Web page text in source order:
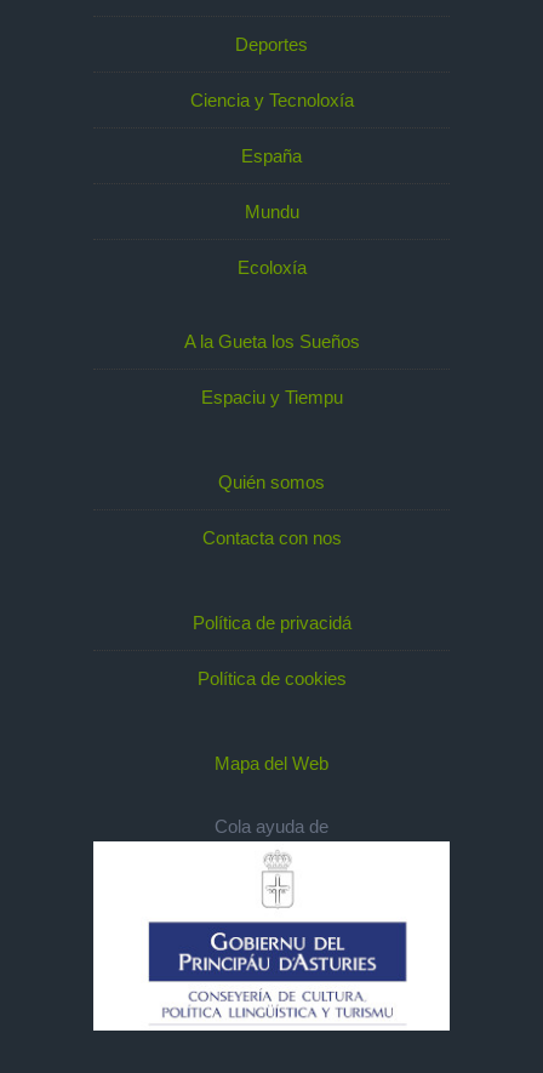
Deportes
Ciencia y Tecnoloxía
España
Mundu
Ecoloxía
A la Gueta los Sueños
Espaciu y Tiempu
Quién somos
Contacta con nos
Política de privacidá
Política de cookies
Mapa del Web
Cola ayuda de